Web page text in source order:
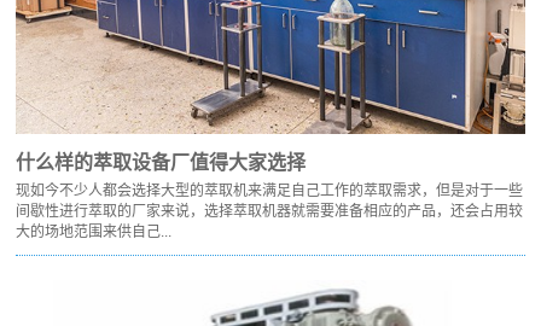
什么样的萃取设备厂值得大家选择
现如今不少人都会选择大型的萃取机来满足自己工作的萃取需求，但是对于一些
间歇性进行萃取的厂家来说，选择萃取机器就需要准备相应的产品，还会占用较
大的场地范围来供自己...